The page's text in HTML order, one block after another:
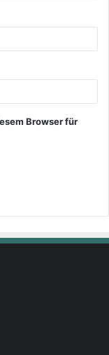
Browser für